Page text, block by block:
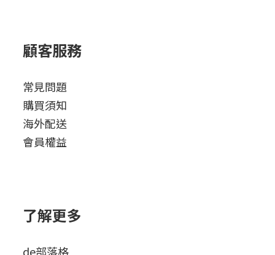
顧客服務
常見問題
購買須知
海外配送
會員權益
了解更多
de部落格